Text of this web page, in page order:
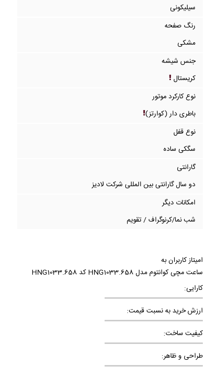
سیلیکونی
رنگ صفحه
مشکی
جنس شیشه
کریستال
نوع کارکرد موتور
باطری دار (کوارتز)
نوع قفل
سگکی ساده
گارانتی
دو سال گارانتی بین المللی شرکت لادیز
امکانات دیگر
شب نما/کرنوگراف / تقویم
امیتاز کاربران به
ساعت مچی کوانتوم مدل HNG1033.658 کد HNG1033.658
کارایی:
ارزش خرید به نسبت قیمت:
کیفیت ساخت:
طراحی و ظاهر: